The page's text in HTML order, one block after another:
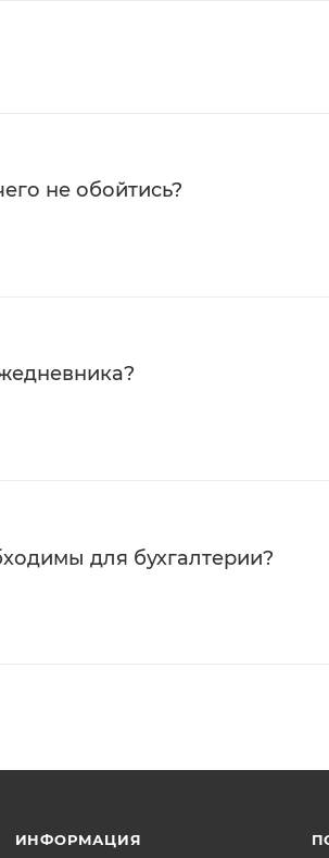
не обойтись?
для бухгалтерии?
ИНФОРМАЦИЯ